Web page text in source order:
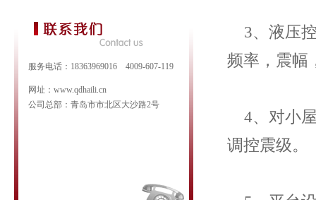
服务电话：18363969016 4009-607-119
网址：www.qdhaili.cn
公司总部：青岛市市北区大沙路2号
3、液压控
频率，震幅
4、对小屋
调控震级。